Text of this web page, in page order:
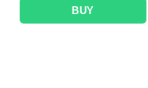
BUY